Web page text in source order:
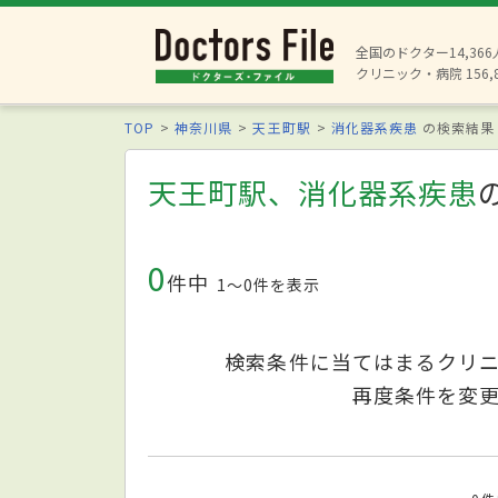
全国のドクター14,366
クリニック・病院
TOP 神奈川県 天王町駅 消化器系疾患 の検索結果
天王町駅、消化器系疾患
0件中 1〜0件を表示
検索条件に当てはまるクリ
再度条件を変